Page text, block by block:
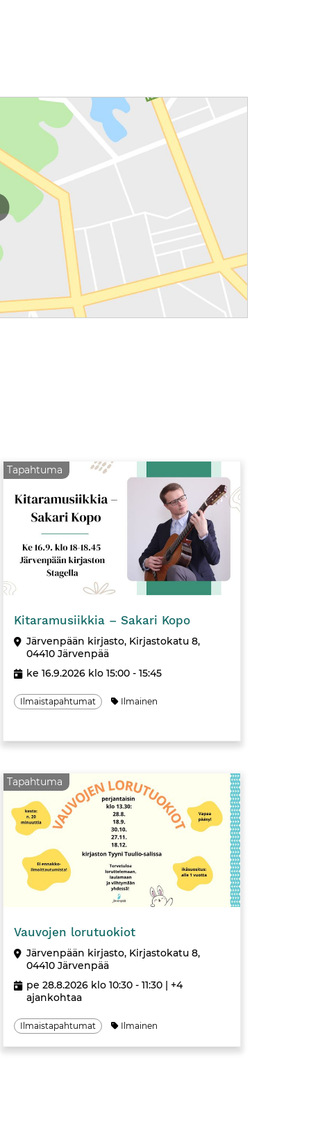
Tapahtuma
Kitaramusiikkia – Sakari Kopo
Järvenpään kirjasto, Kirjastokatu 8,
04410 Järvenpää
ke 16.9.2026 klo 15:00 - 15:45
Ilmaistapahtumat Ilmainen
Tapahtuma
Vauvojen lorutuokiot
Järvenpään kirjasto, Kirjastokatu 8,
04410 Järvenpää
pe 28.8.2026 klo 10:30 - 11:30| +4
ajankohtaa
Ilmaistapahtumat Ilmainen